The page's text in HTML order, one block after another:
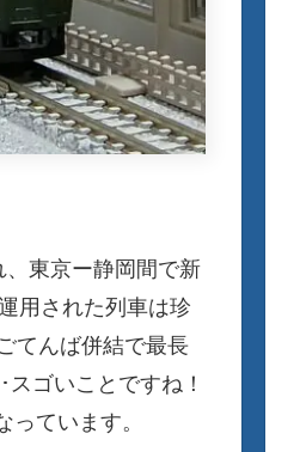
東京ー静岡間で新
用された列車は珍
てんば併結で最長
ゴいことですね！
ています。